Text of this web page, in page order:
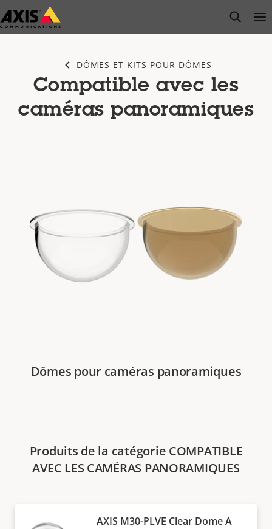
Passer
au
open
DÔMES ET KITS POUR DÔMES
Compatible avec les
caméras panoramiques
Dômes pour caméras panoramiques
Produits de la catégorie COMPATIBLE
AVEC LES CAMÉRAS PANORAMIQUES
AXIS M30-PLVE Clear Dome A